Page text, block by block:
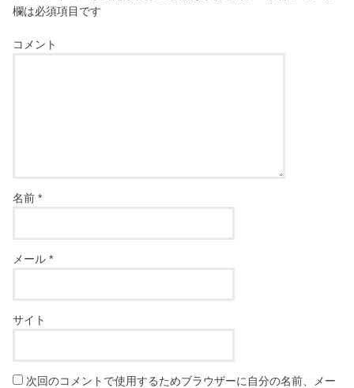
欄は必須項目です
コメント
名前*
メール*
サイト
次回のコメントで使用するためブラウザーに自分の名前、メー